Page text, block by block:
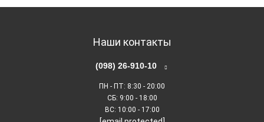
патрубка составляет 50 мм, что обеспечивает
производительность.
Компактность и мобильность
Габариты составляют 500х385х435 мм, а вес — 25 кг,
Наши контакты
(098) 26-910-10
ПН - ПТ: 8:30 - 20:00
СБ: 9:00 - 18:00
ВС: 10:00 - 17:00